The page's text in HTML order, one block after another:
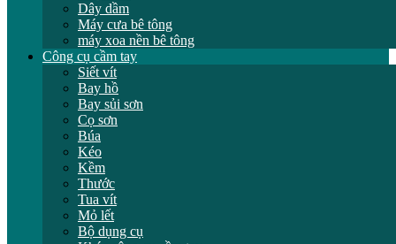
Dây dầm
Máy cưa bê tông
máy xoa nền bê tông
Công cụ cầm tay
Siết vít
Bay hồ
Bay sủi sơn
Cọ sơn
Búa
Kéo
Kềm
Thước
Tua vít
Mỏ lết
Bộ dụng cụ